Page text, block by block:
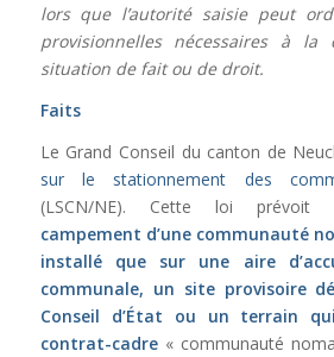
lors que l’autorité saisie peut
provisionnelles nécessaires à la
situation de fait ou de droit.
Faits
Le Grand Conseil du canton de
sur le stationnement des
(LSCN/NE). Cette loi prévoit
campement d’une communauté
installé que sur une aire
communale, un site provisoire
Conseil d’État ou un terrain
contrat-cadre « communauté